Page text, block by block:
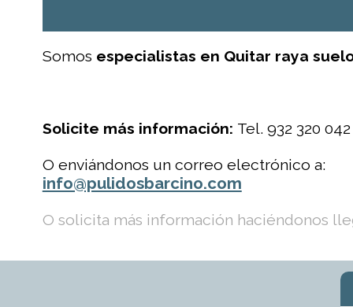
Somos especialistas en Quitar raya
Solicite más información: Tel. 932 320
O enviándonos un correo electrónico a:
info@pulidosbarcino.com
O solicita más información haciéndonos